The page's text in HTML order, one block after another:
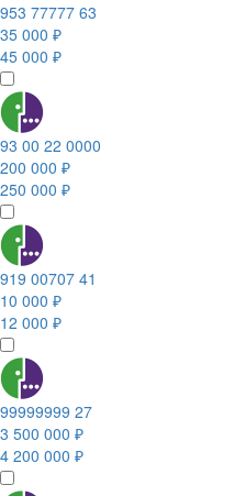
953 77777 63
35 000 ₽
45 000 ₽
93 00 22 0000
200 000 ₽
250 000 ₽
919 00707 41
10 000 ₽
12 000 ₽
99999999 27
3 500 000 ₽
4 200 000 ₽